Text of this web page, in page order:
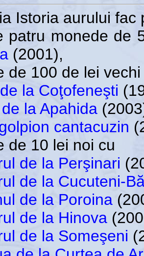
Istoria aurului fac
patru monede de
(2001),
de 100 de lei
la Coţofeneşti
la Apahida
cantacuzin
de 10 lei noi cu
de la Perşinari
de la Cucuteni-
de la Poroina
de la Hinova
de la Someşeni